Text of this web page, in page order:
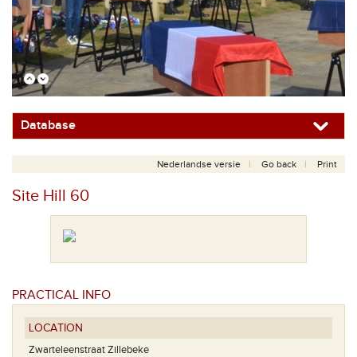
Database
Nederlandse versie Go back Print
Site Hill 60
PRACTICAL INFO
LOCATION
Zwarteleenstraat Zillebeke